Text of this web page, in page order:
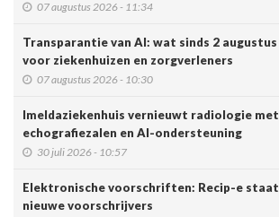
07 augustus 2026 - 11:34
Transparantie van AI: wat sinds 2
voor ziekenhuizen en zorgverleners
07 augustus 2026 - 10:30
Imeldaziekenhuis vernieuwt radiologie
echografiezalen en AI-ondersteuning
30 juli 2026 - 10:57
Elektronische voorschriften: Recip-e
nieuwe voorschrijvers